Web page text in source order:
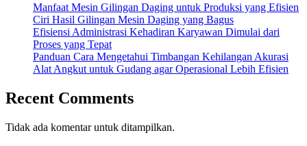
Manfaat Mesin Gilingan Daging untuk Produksi yang Efisien
Ciri Hasil Gilingan Mesin Daging yang Bagus
Efisiensi Administrasi Kehadiran Karyawan Dimulai dari
Proses yang Tepat
Panduan Cara Mengetahui Timbangan Kehilangan Akurasi
Alat Angkut untuk Gudang agar Operasional Lebih Efisien
Recent Comments
Tidak ada komentar untuk ditampilkan.